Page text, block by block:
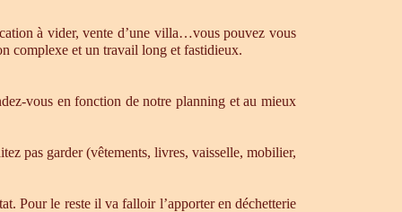
à vider, vente d’une villa…vous pouvez vous
complexe et un travail long et fastidieux.
vous en fonction de notre planning et au mieux
pas garder (vêtements, livres, vaisselle, mobilier,
Pour le reste il va falloir l’apporter en déchetterie